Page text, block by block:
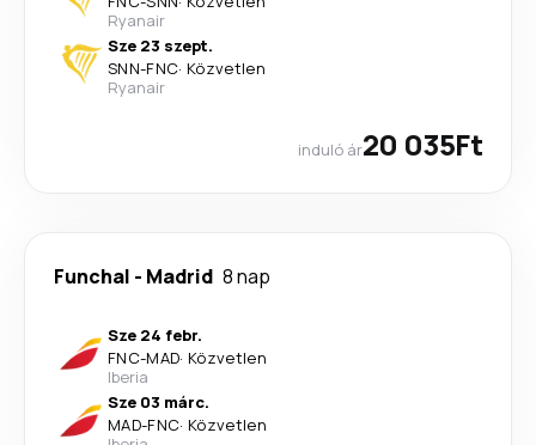
Ryanair
Sze 23 szept.
SNN-FNC· Közvetlen
Ryanair
induló ár20 035Ft
Funchal - Madrid 8 nap
Sze 24 febr.
FNC-MAD· Közvetlen
Iberia
Sze 03 márc.
MAD-FNC· Közvetlen